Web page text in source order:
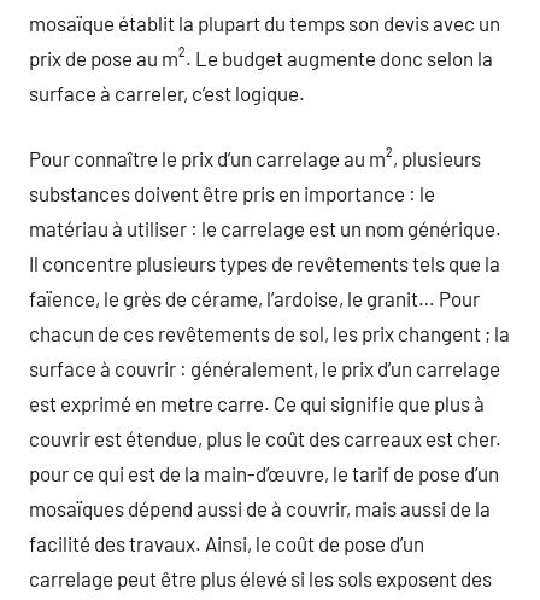
mosaïque établit la plupart du temps son devis avec un
prix de pose au m². Le budget augmente donc selon la
surface à carreler, c’est logique.
Pour connaître le prix d’un carrelage au m², plusieurs
substances doivent être pris en importance : le
matériau à utiliser : le carrelage est un nom générique.
Il concentre plusieurs types de revêtements tels que la
faïence, le grès de cérame, l’ardoise, le granit… Pour
chacun de ces revêtements de sol, les prix changent ; la
surface à couvrir : généralement, le prix d’un carrelage
est exprimé en metre carre. Ce qui signifie que plus à
couvrir est étendue, plus le coût des carreaux est cher.
pour ce qui est de la main-d’œuvre, le tarif de pose d’un
mosaïques dépend aussi de à couvrir, mais aussi de la
facilité des travaux. Ainsi, le coût de pose d’un
carrelage peut être plus élevé si les sols exposent des